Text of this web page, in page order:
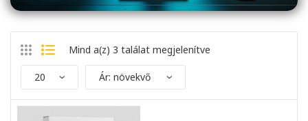
Mind a(z) 3 találat megjelenítve